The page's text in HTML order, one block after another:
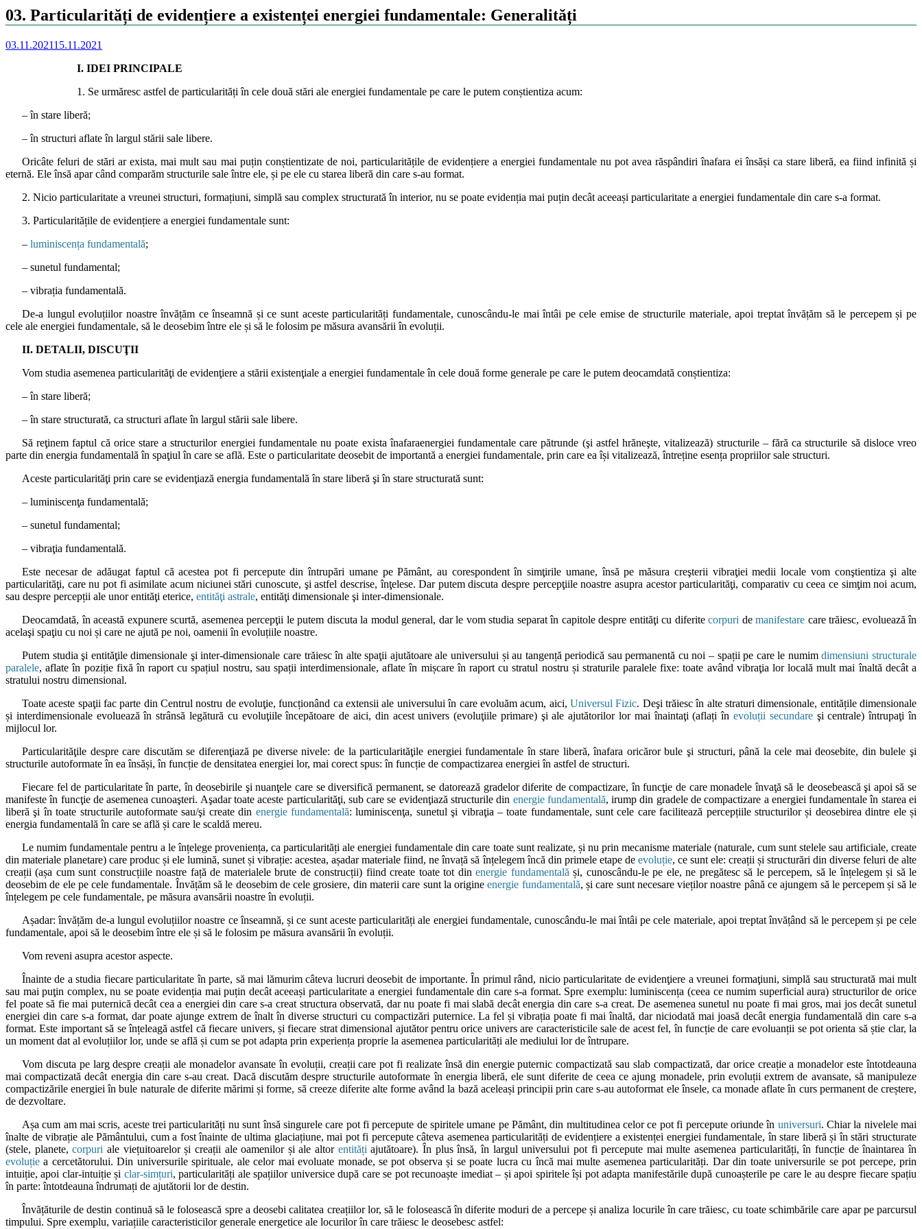
03. Particularități de evidențiere a existenței energiei fundamentale: Generalități
03.11.202115.11.2021
I. IDEI PRINCIPALE
1. Se urmăresc astfel de particularități în cele două stări ale energiei fundamentale pe care le putem conștientiza acum:
– în stare liberă;
– în structuri aflate în largul stării sale libere.
Oricâte feluri de stări ar exista, mai mult sau mai puțin conștientizate de noi, particularitățile de evidențiere a energiei fundamentale nu pot avea răspândiri înafara ei însăși ca stare liberă, ea fiind infinită și
eternă. Ele însă apar când comparăm structurile sale între ele, și pe ele cu starea liberă din care s-au format.
2. Nicio particularitate a vreunei structuri, formațiuni, simplă sau complex structurată în interior, nu se poate evidenția mai puțin decât aceeași particularitate a energiei fundamentale din care s-a format.
3. Particularitățile de evidențiere a energiei fundamentale sunt:
– luminiscența fundamentală;
– sunetul fundamental;
– vibrația fundamentală.
De-a lungul evoluțiilor noastre învățăm ce înseamnă și ce sunt aceste particularități fundamentale, cunoscându-le mai întâi pe cele emise de structurile materiale, apoi treptat învățăm să le percepem și pe
cele ale energiei fundamentale, să le deosebim între ele și să le folosim pe măsura avansării în evoluții.
II. DETALII, DISCUŢII
Vom studia asemenea particularităţi de evidenţiere a stării existenţiale a energiei fundamentale în cele două forme generale pe care le putem deocamdată conștientiza:
– în stare liberă;
– în stare structurată, ca structuri aflate în largul stării sale libere.
Să reţinem faptul că orice stare a structurilor energiei fundamentale nu poate exista înafaraenergiei fundamentale care pătrunde (şi astfel hrăneşte, vitalizează) structurile – fără ca structurile să disloce vreo
parte din energia fundamentală în spaţiul în care se află. Este o particularitate deosebit de importantă a energiei fundamentale, prin care ea își vitalizează, întreține esența propriilor sale structuri.
Aceste particularităţi prin care se evidenţiază energia fundamentală în stare liberă şi în stare structurată sunt:
– luminiscenţa fundamentală;
– sunetul fundamental;
– vibraţia fundamentală.
Este necesar de adăugat faptul că acestea pot fi percepute din întrupări umane pe Pământ, au corespondent în simţirile umane, însă pe măsura creşterii vibraţiei medii locale vom conştientiza şi alte
particularităţi, care nu pot fi asimilate acum niciunei stări cunoscute, şi astfel descrise, înţelese. Dar putem discuta despre percepţiile noastre asupra acestor particularităţi, comparativ cu ceea ce simţim noi acum,
sau despre percepții ale unor entităţi eterice, entităţi astrale, entităţi dimensionale şi inter-dimensionale.
Deocamdată, în această expunere scurtă, asemenea percepţii le putem discuta la modul general, dar le vom studia separat în capitole despre entităţi cu diferite corpuri de manifestare care trăiesc, evoluează în
acelaşi spaţiu cu noi și care ne ajută pe noi, oamenii în evoluțiile noastre.
Putem studia şi entităţile dimensionale şi inter-dimensionale care trăiesc în alte spaţii ajutătoare ale universului și au tangență periodică sau permanentă cu noi – spații pe care le numimdimensiuni structurale
paralele, aflate în poziție fixă în raport cu spațiul nostru, sau spații interdimensionale, aflate în mișcare în raport cu stratul nostru și straturile paralele fixe: toate având vibraţia lor locală mult mai înaltă decât a
stratului nostru dimensional.
Toate aceste spaţii fac parte din Centrul nostru de evoluţie, funcționând ca extensii ale universului în care evoluăm acum, aici, Universul Fizic. Deşi trăiesc în alte straturi dimensionale, entitățile dimensionale
și interdimensionale evoluează în strânsă legătură cu evoluţiile începătoare de aici, din acest univers (evoluţiile primare) şi ale ajutătorilor lor mai înaintaţi (aflați înevoluții secundareşi centrale) întrupaţi în
mijlocul lor.
Particularităţile despre care discutăm se diferenţiază pe diverse nivele: de la particularităţile energiei fundamentale în stare liberă, înafara oricăror bule şi structuri, până la cele mai deosebite, din bulele şi
structurile autoformate în ea însăși, în funcție de densitatea energiei lor, mai corect spus: în funcție de compactizarea energiei în astfel de structuri.
Fiecare fel de particularitate în parte, în deosebirile şi nuanţele care se diversifică permanent, se datorează gradelor diferite de compactizare, în funcţie de care monadele învaţă să le deosebească şi apoi să se
manifeste în funcţie de asemenea cunoaşteri. Aşadar toate aceste particularităţi, sub care se evidenţiază structurile din energie fundamentală, irump din gradele de compactizare a energiei fundamentale în starea ei
liberă şi în toate structurile autoformate sau/şi create din energie fundamentală: luminiscenţa, sunetul şi vibraţia – toate fundamentale, sunt cele care facilitează percepțiile structurilor și deosebirea dintre ele și
energia fundamentală în care se află și care le scaldă mereu.
Le numim fundamentale pentru a le înțelege proveniența, ca particularități ale energiei fundamentale din care toate sunt realizate, și nu prin mecanisme materiale (naturale, cum sunt stelele sau artificiale, create
din materiale planetare) care produc și ele lumină, sunet și vibrație: acestea, așadar materiale fiind, ne învață să înțelegem încă din primele etape de evoluție, ce sunt ele: creații și structurări din diverse feluri de alte
creații (așa cum sunt construcțiile noastre față de materialele brute de construcții) fiind create toate tot dinenergie fundamentală și, cunoscându-le pe ele, ne pregătesc să le percepem, să le înțelegem și să le
deosebim de ele pe cele fundamentale. Învățăm să le deosebim de cele grosiere, din materii care sunt la origineenergie fundamentală, și care sunt necesare vieților noastre până ce ajungem să le percepem și să le
înțelegem pe cele fundamentale, pe măsura avansării noastre în evoluții.
Așadar: învățăm de-a lungul evoluțiilor noastre ce înseamnă, și ce sunt aceste particularități ale energiei fundamentale, cunoscându-le mai întâi pe cele materiale, apoi treptat învățând să le percepem și pe cele
fundamentale, apoi să le deosebim între ele și să le folosim pe măsura avansării în evoluții.
Vom reveni asupra acestor aspecte.
Înainte de a studia fiecare particularitate în parte, să mai lămurim câteva lucruri deosebit de importante. În primul rând, nicio particularitate de evidenţiere a vreunei formaţiuni, simplă sau structurată mai mult
sau mai puţin complex, nu se poate evidenția mai puțin decât aceeași particularitate a energiei fundamentale din care s-a format. Spre exemplu: luminiscența (ceea ce numim superficial aura) structurilor de orice
fel poate să fie mai puternică decât cea a energiei din care s-a creat structura observată, dar nu poate fi mai slabă decât energia din care s-a creat. De asemenea sunetul nu poate fi mai gros, mai jos decât sunetul
energiei din care s-a format, dar poate ajunge extrem de înalt în diverse structuri cu compactizări puternice. La fel și vibrația poate fi mai înaltă, dar niciodată mai joasă decât energia fundamentală din care s-a
format. Este important să se înțeleagă astfel că fiecare univers, și fiecare strat dimensional ajutător pentru orice univers are caracteristicile sale de acest fel, în funcție de care evoluanții se pot orienta să știe clar, la
un moment dat al evoluțiilor lor, unde se află și cum se pot adapta prin experiența proprie la asemenea particularități ale mediului lor de întrupare.
Vom discuta pe larg despre creații ale monadelor avansate în evoluții, creații care pot fi realizate însă din energie puternic compactizată sau slab compactizată, dar orice creație a monadelor este întotdeauna
mai compactizată decât energia din care s-au creat. Dacă discutăm despre structurile autoformate în energia liberă, ele sunt diferite de ceea ce ajung monadele, prin evoluții extrem de avansate, să manipuleze
compactizările energiei în bule naturale de diferite mărimi și forme, să creeze diferite alte forme având la bază aceleași principii prin care s-au autoformat ele însele, ca monade aflate în curs permanent de creștere,
de dezvoltare.
Așa cum am mai scris, aceste trei particularități nu sunt însă singurele care pot fi percepute de spiritele umane pe Pământ, din multitudinea celor ce pot fi percepute oriunde în universuri. Chiar la nivelele mai
înalte de vibrație ale Pământului, cum a fost înainte de ultima glaciațiune, mai pot fi percepute câteva asemenea particularități de evidențiere a existenței energiei fundamentale, în stare liberă și în stări structurate
(stele, planete,corpuri ale viețuitoarelor și creații ale oamenilor și ale altor entități ajutătoare). În plus însă, în largul universului pot fi percepute mai multe asemenea particularități, în funcție de înaintarea în
evoluție a cercetătorului. Din universurile spirituale, ale celor mai evoluate monade, se pot observa și se poate lucra cu încă mai multe asemenea particularități. Dar din toate universurile se pot percepe, prin
intuiție, apoi clar-intuiție și clar-simțuri, particularități ale spațiilor universice după care se pot recunoaște imediat – și apoi spiritele își pot adapta manifestările după cunoașterile pe care le au despre fiecare spațiu
în parte: întotdeauna îndrumați de ajutătorii lor de destin.
Învățăturile de destin continuă să le folosească spre a deosebi calitatea creațiilor lor, să le folosească în diferite moduri de a percepe și analiza locurile în care trăiesc, cu toate schimbările care apar pe parcursul
timpului. Spre exemplu, variațiile caracteristicilor generale energetice ale locurilor în care trăiesc le deosebesc astfel: